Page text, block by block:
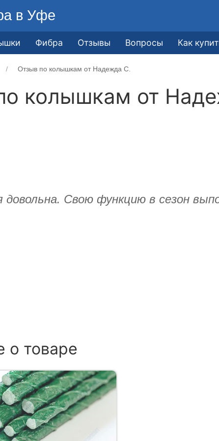
в Уфе
Фибра Отзывы Вопросы Как
Отзыв по колышкам от Надежда С.
колышкам от
довольна. Свою функцию в сезон
о товаре